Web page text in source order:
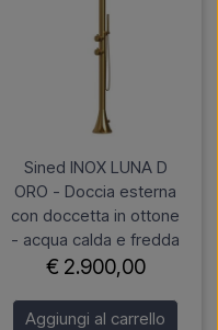
Sined INOX LUNA D
ORO - Doccia esterna
con doccetta in ottone
- acqua calda e fredda
€ 2.900,00
Aggiungi al carrello